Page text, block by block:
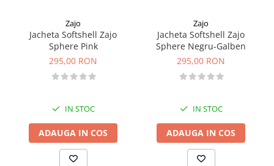
- protective barbie
- reglaj la tiv cu snur elastic
Material: 100%, poliester.
Zajo
Jacheta Softshell Zajo
Sphere Pink
295,00 RON
IN STOC
ADAUGA IN COS
Zajo
Jacheta Softshell Zajo
Sphere Negru-Galben
295,00 RON
IN STOC
ADAUGA IN COS